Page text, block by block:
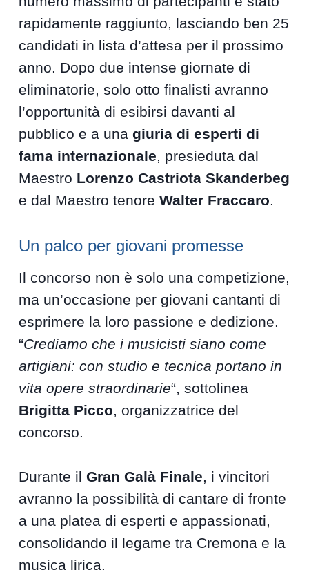
rapidamente raggiunto, lasciando ben 25
candidati in lista d’attesa per il prossimo
anno. Dopo due intense giornate di
eliminatorie, solo otto finalisti avranno
l’opportunità di esibirsi davanti al
pubblico e a unagiuria di esperti di
fama internazionale, presieduta dal
Maestro Lorenzo Castriota Skanderbeg
e dal Maestro tenoreWalter Fraccaro.
Un palco per giovani promesse
Il concorso non è solo una competizione,
ma un’occasione per giovani cantanti di
esprimere la loro passione e dedizione.
“Crediamo che i musicisti siano come
artigiani: con studio e tecnica portano in
vita opere straordinarie“, sottolinea
Brigitta Picco, organizzatrice del
concorso.
Durante ilGran Galà Finale, i vincitori
avranno la possibilità di cantare di fronte
a una platea di esperti e appassionati,
consolidando il legame tra Cremona e la
musica lirica.